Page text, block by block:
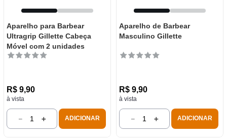
Aparelho para Barbear
Ultragrip Gillette Cabeça
Móvel com 2 unidades
R$ 9,90
à vista
＋
－ ADICIONAR
Aparelho de Barbear
Masculino Gillette
R$ 9,90
à vista
＋
－ ADICIONAR